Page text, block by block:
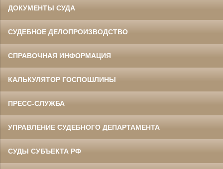
ДОКУМЕНТЫ СУДА
СУДЕБНОЕ ДЕЛОПРОИЗВОДСТВО
СПРАВОЧНАЯ ИНФОРМАЦИЯ
КАЛЬКУЛЯТОР ГОСПОШЛИНЫ
ПРЕСС-СЛУЖБА
УПРАВЛЕНИЕ СУДЕБНОГО ДЕПАРТАМЕНТА
СУДЫ СУБЪЕКТА РФ